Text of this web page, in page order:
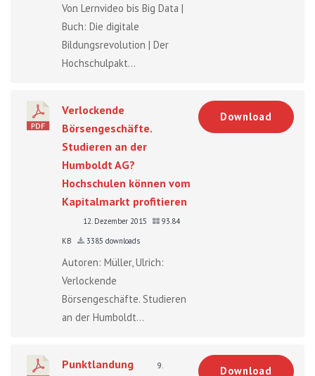
Von Lernvideo bis Big Data |
Buch: Die digitale
Bildungsrevolution | Der
Hochschulpakt...
Verlockende
Börsengeschäfte.
Studieren an der
Humboldt AG?
Hochschulen können vom
Kapitalmarkt profitieren
12. Dezember 2015
93.84
KB
3385 downloads
Autoren: Müller, Ulrich:
Verlockende
Börsengeschäfte. Studieren
an der Humboldt...
Download
Punktlandung 9. Download